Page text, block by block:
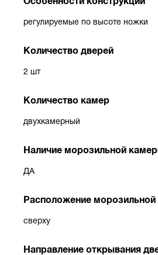
регулируемые по высоте ножки
Количество дверей
2 шт
Количество камер
двухкамерный
Наличие морозильной
ДА
Расположение
сверху
Направление открывания